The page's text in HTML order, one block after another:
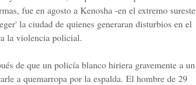
fue en agosto a Kenosha -en el extremo sureste
la ciudad de quienes generaran disturbios en el
la violencia policial.
de que un policía blanco hiriera gravemente a un
a quemarropa por la espalda. El hombre de 29